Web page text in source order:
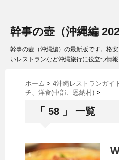
幹事の壺（沖縄編
幹事の壺（沖縄編）の最新版です。格
いレストランなど沖縄旅行に役立つ情報
ホーム > 4沖縄レストランガイ
チ、洋食(中部、恩納村) >
「 58 」 一覧